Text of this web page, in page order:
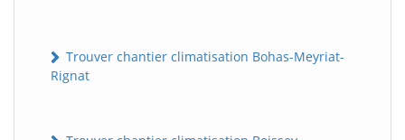
Trouver chantier climatisation Bohas-Meyriat-
Rignat